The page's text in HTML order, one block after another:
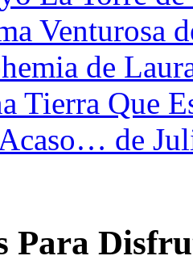
Venturosa
de
Tierra Que
de
Para